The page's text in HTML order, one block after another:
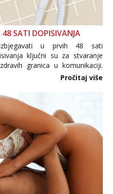
SATI DOPISIVANJA
u prvih 48 sati
ključni su za stvaranje
granica u komunikaciji.
osobnih ili intimnih
osoba još nije zaslužila to
Pročitaj više